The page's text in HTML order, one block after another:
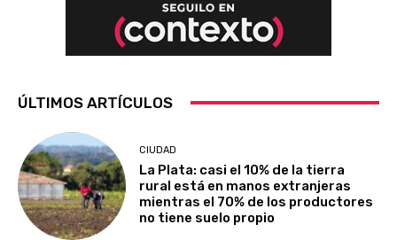
ÚLTIMOS ARTÍCULOS
CIUDAD
La Plata: casi el 10% de la tierra
rural está en manos extranjeras
mientras el 70% de los productores
no tiene suelo propio